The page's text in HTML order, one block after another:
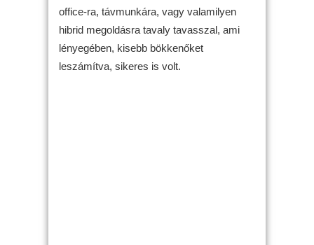
office-ra, távmunkára, vagy valamilyen
hibrid megoldásra tavaly tavasszal, ami
lényegében, kisebb bökkenőket
leszámítva, sikeres is volt.